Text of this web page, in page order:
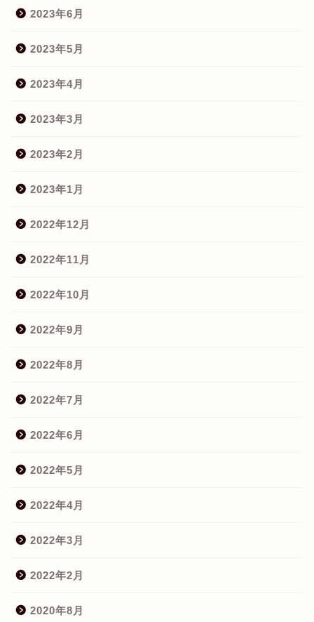
2023年6月
2023年5月
2023年4月
2023年3月
2023年2月
2023年1月
2022年12月
2022年11月
2022年10月
2022年9月
2022年8月
2022年7月
2022年6月
2022年5月
2022年4月
2022年3月
2022年2月
2020年8月